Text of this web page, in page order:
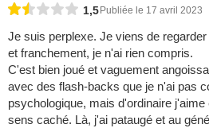
1,5Publiée le 17 avril 2023
Je suis perplexe. Je viens de
et franchement, je n'ai rien compris.
C'est bien joué et vaguement
avec des flash-backs que je n'ai pas
psychologique, mais d'ordinaire
sens caché. Là, j'ai pataugé et au